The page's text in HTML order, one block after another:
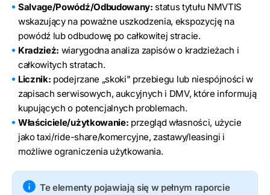
Salvage/Powódź/Odbudowany: status tytułu NMVTIS
wskazujący na poważne uszkodzenia, ekspozycję na
powódź lub odbudowę po całkowitej stracie.
Kradzież: wiarygodna analiza zapisów o kradzieżach i
całkowitych stratach.
Licznik: podejrzane „skoki" przebiegu lub niespójności w
zapisach serwisowych, aukcyjnych i DMV, które informują
kupujących o potencjalnych problemach.
Właściciele/użytkowanie: przegląd własności, użycie
jako taxi/ride-share/komercyjne, zastawy/leasingi i
możliwe ograniczenia użytkowania.
Te elementy pojawiają się w pełnym raporcie